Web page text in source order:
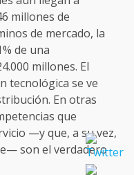
millones de
de mercado, la
de una
millones. El
tecnológica se ve
En otras
que
—y que, a su vez,
son el verdadero